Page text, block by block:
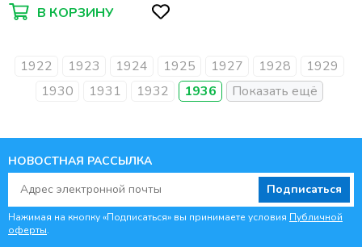
В КОРЗИНУ
1922 1923 1924 1925 1927 1928
1929
1930
1931 1932 1936
НОВОСТНАЯ РАССЫЛКА
Подписаться
Нажимая на кнопку «Подписаться» вы принимаете условия Публичной
оферты.